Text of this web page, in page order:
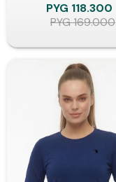
PYG 118.300
PYG169.000